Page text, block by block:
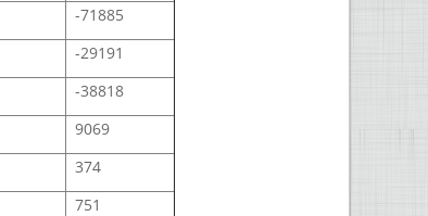
-71885
-29191
-38818
9069
374
751